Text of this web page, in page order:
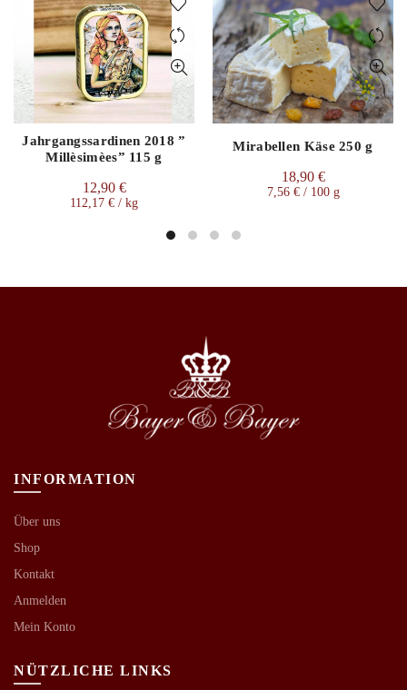
Jahrgangssardinen 2018 ”
Millèsimèes” 115 g
12,90 €
112,17 € / kg
Mirabellen Käse 250 g
18,90 €
7,56 €/ 100 g
INFORMATION
Über uns
Shop
Kontakt
Anmelden
Mein Konto
NÜTZLICHE LINKS